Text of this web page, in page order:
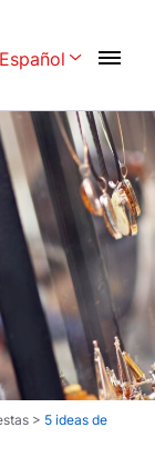
Español
> 5 ideas de